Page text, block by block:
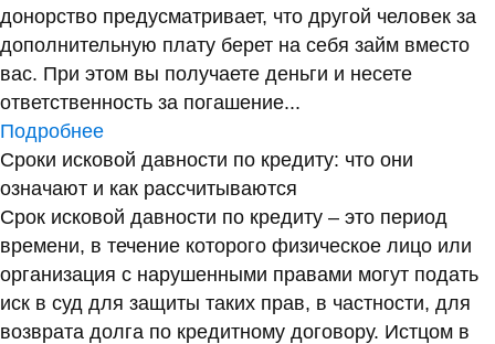
донорство предусматривает, что другой человек за
дополнительную плату берет на себя займ вместо
вас. При этом вы получаете деньги и несете
ответственность за погашение...
Подробнее
Сроки исковой давности по кредиту: что они
означают и как рассчитываются
Срок исковой давности по кредиту – это период
времени, в течение которого физическое лицо или
организация с нарушенными правами могут подать
иск в суд для защиты таких прав, в частности, для
возврата долга по кредитному договору. Истцом в